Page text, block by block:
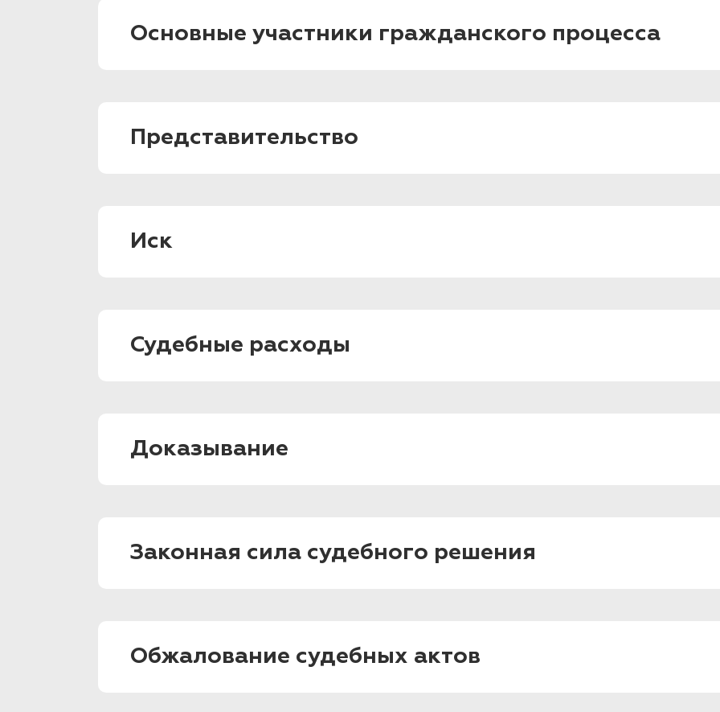
Основные участники гражданского процесса
Представительство
Иск
Судебные расходы
Доказывание
Законная сила судебного решения
Обжалование судебных актов